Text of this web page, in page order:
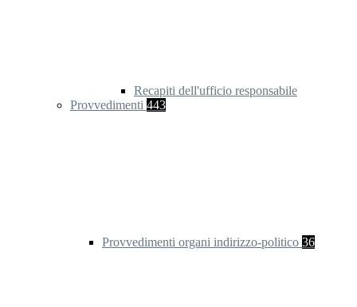
Recapiti dell'ufficio responsabile
Provvedimenti 443
Provvedimenti organi indirizzo-politico 36